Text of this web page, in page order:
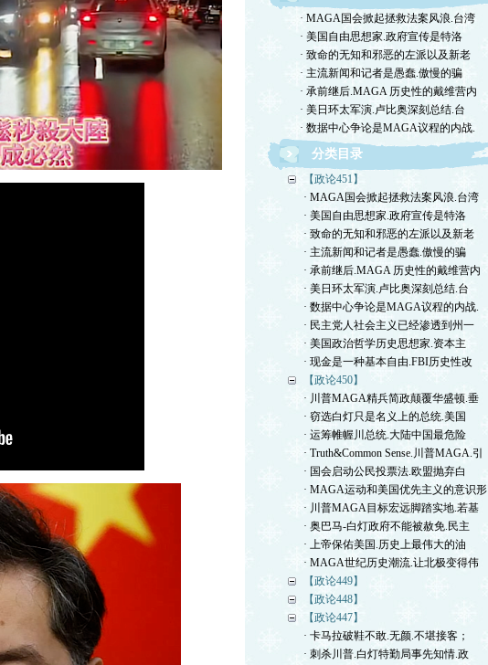
· MAGA国会掀起拯救法案风浪.台湾
· 美国自由思想家.政府宣传是特洛
· 致命的无知和邪恶的左派以及新老
· 主流新闻和记者是愚蠢.傲慢的骗
· 承前继后.MAGA 历史性的戴维营内
· 美日环太军演.卢比奥深刻总结.台
· 数据中心争论是MAGA议程的内战.
分类目录
【政论451】
· MAGA国会掀起拯救法案风浪.台湾
· 美国自由思想家.政府宣传是特洛
· 致命的无知和邪恶的左派以及新老
· 主流新闻和记者是愚蠢.傲慢的骗
· 承前继后.MAGA 历史性的戴维营内
· 美日环太军演.卢比奥深刻总结.台
· 数据中心争论是MAGA议程的内战.
· 民主党人社会主义已经渗透到州一
· 美国政治哲学历史思想家.资本主
· 现金是一种基本自由.FBI历史性改
【政论450】
· 川普MAGA精兵简政颠覆华盛顿.垂
· 窃选白灯只是名义上的总统.美国
· 运筹帷幄川总统.大陆中国最危险
· Truth&Common Sense.川普MAGA.引
· 国会启动公民投票法.欧盟抛弃白
· MAGA运动和美国优先主义的意识形
· 川普MAGA目标宏远脚踏实地.若基
· 奥巴马-白灯政府不能被赦免.民主
· 上帝保佑美国.历史上最伟大的油
· MAGA世纪历史潮流.让北极变得伟
【政论449】
【政论448】
【政论447】
· 卡马拉破鞋不敢.无颜.不堪接客；
· 刺杀川普.白灯特勤局事先知情.政